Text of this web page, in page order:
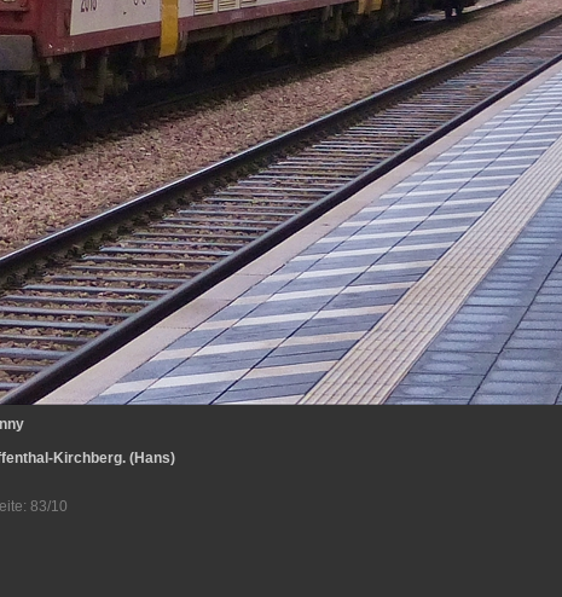
Kirchberg. (Hans)
83/10